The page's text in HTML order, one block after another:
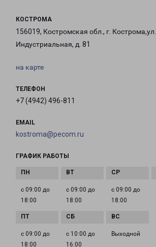
КОСТРОМА
156019, Костромская обл., г. Кострома,ул.
Индустриальная, д. 81
на карте
ТЕЛЕФОН
+7 (4942) 496-811
EMAIL
kostroma@pecom.ru
ГРАФИК РАБОТЫ
с 09:00 до
18:00
с 09:00 до
18:00
с 09:00 до
18:00
с 09:00 до
18:00
с 10:00 до
16:00
Выходной